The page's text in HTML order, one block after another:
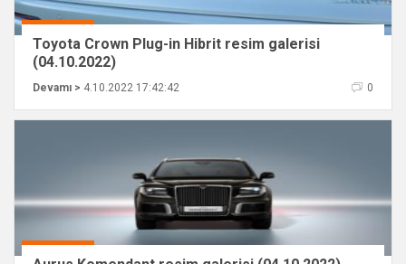
Toyota Crown Plug-in Hibrit resim galerisi
(04.10.2022)
Devamı > 4.10.2022 17:42:42 0